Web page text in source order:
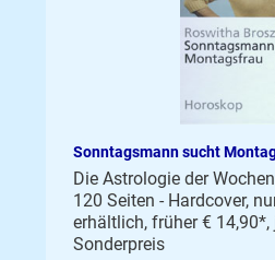
Sonntagsmann sucht
Die Astrologie der
120 Seiten - Hardcover,
erhältlich, früher €
Sonderpreis